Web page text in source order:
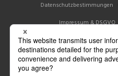
Datenschutzbestimmungen
Impressum & DSGVO